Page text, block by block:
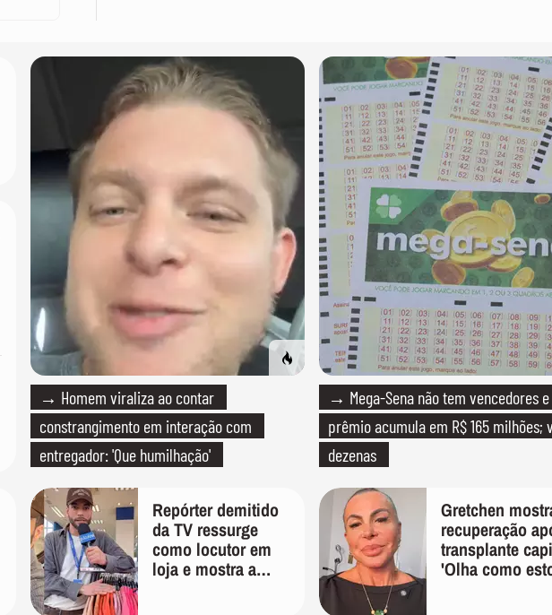
→ Homem viraliza ao contar
constrangimento em interação com
entregador: 'Que humilhação'
→ Mega-Sena não tem vencedores e
prêmio acumula em R$ 165 milhões;
dezenas
Repórter demitido
da TV ressurge
como locutor em
loja e mostra a
Gretchen
recuperação
transplante
'Olha como